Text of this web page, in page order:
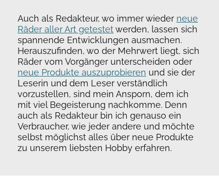
Auch als Redakteur, wo immer wieder neue
Räder aller Art getestetwerden, lassen sich
spannende Entwicklungen ausmachen.
Herauszufinden, wo der Mehrwert liegt, sich
Räder vom Vorgänger unterscheiden oder
neue Produkte auszuprobieren und sie der
Leserin und dem Leser verständlich
vorzustellen, sind mein Ansporn, dem ich
mit viel Begeisterung nachkomme. Denn
auch als Redakteur bin ich genauso ein
Verbraucher, wie jeder andere und möchte
selbst möglichst alles über neue Produkte
zu unserem liebsten Hobby erfahren.